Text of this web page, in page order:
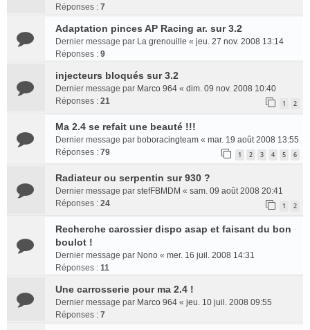
Réponses : 7
Adaptation pinces AP Racing ar. sur 3.2
Dernier message par La grenouille « jeu. 27 nov. 2008 13:14
Réponses : 9
injecteurs bloqués sur 3.2
Dernier message par Marco 964 « dim. 09 nov. 2008 10:40
Réponses : 21 1 2
Ma 2.4 se refait une beauté !!!
Dernier message par boboracingteam « mar. 19 août 2008 13:55
Réponses : 79 1 2 3 4 5 6
Radiateur ou serpentin sur 930 ?
Dernier message par stefFBMDM « sam. 09 août 2008 20:41
Réponses : 24 1 2
Recherche carossier dispo asap et faisant du bon
boulot !
Dernier message par Nono « mer. 16 juil. 2008 14:31
Réponses : 11
Une carrosserie pour ma 2.4 !
Dernier message par Marco 964 « jeu. 10 juil. 2008 09:55
Réponses : 7